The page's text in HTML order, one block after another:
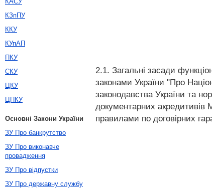
2.1. Загальні засади
законами України "Про
законодавства України та
документарних акредитивів
правилами по договірних
КЗпПУ
ККУ
КУпАП
ПКУ
СКУ
ЦКУ
ЦПКУ
Основні Закони України
ЗУ Про банкрутство
ЗУ Про виконавче
провадження
ЗУ Про відпустки
ЗУ Про державну службу